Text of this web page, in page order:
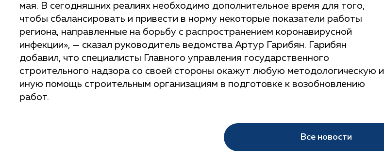
мая. В сегодняшних реалиях необходимо дополнительное время для того,
чтобы сбалансировать и привести в норму некоторые показатели работы
региона, направленные на борьбу с распространением коронавирусной
инфекции», — сказал руководитель ведомства Артур Гарибян. Гарибян
добавил, что специалисты Главного управления государственного
строительного надзора со своей стороны окажут любую методологическую и
иную помощь строительным организациям в подготовке к возобновлению
работ.
Все новости